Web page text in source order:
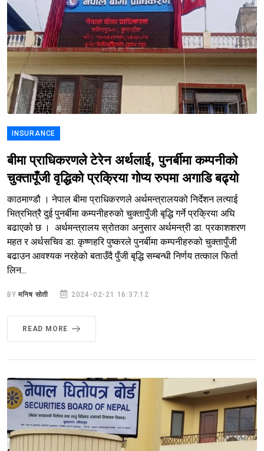
INSURANCE
बीमा प्राधिकरणले टेरेन अर्थलाई, पुनर्बीमा कम्पनीको
चुक्तापूँजी वृद्धिको प्रक्रिया गोप्य रुपमा अगाडि बढ्यो
काठमाण्डौ । नेपाल बीमा प्राधिकरणले अर्थमन्त्रालयको निर्देशन लत्याई
भित्रभित्रै दुई पुनर्बीमा कम्पनीहरुको चुक्तापुँजी बृद्धि गर्ने प्रक्रिया अघि
बढाएको छ । अर्थमन्त्रालय स्रोतका अनुसार अर्थमन्त्री डा. प्रकाशशरण
महत र अर्थसचिव डा. कृष्णहरि पुष्करले पुनर्बीमा कम्पनीहरुको चुक्तापुँजी
बढाउन आवश्यक नरहेको बताउँदै पुँजी बृद्धि सम्बन्धी निर्णय तत्काल फिर्ता
लिन...
BYमनिष सोती 2024-02-21 16:37:12
READ MORE